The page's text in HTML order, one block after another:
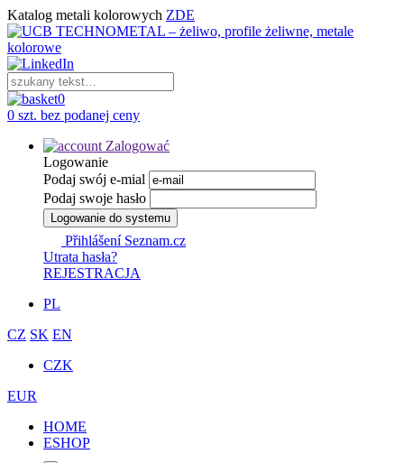
Katalog metali kolorowych ZDE
0
0 szt. bez podanej ceny
Zalogować
Logowanie
Podaj swój e-mial
Podaj swoje hasło
Logowanie do systemu
Přihlášení Seznam.cz
Utrata hasła?
REJESTRACJA
PL
CZ SK EN
CZK
EUR
HOME
ESHOP